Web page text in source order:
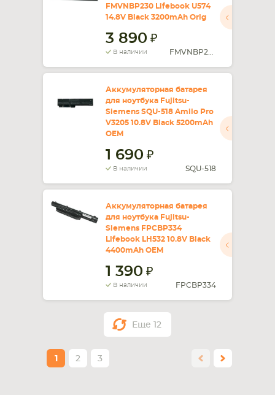
FMVNBP230 Lifebook U574
14.8V Black 3200mAh Orig
3 890
В наличии
Аккумуляторная батарея
для ноутбука Fujitsu-
Siemens SQU-518 Amilo Pro
V3205 10.8V Black 5200mAh
OEM
1 690
В наличии SQU-518
Аккумуляторная батарея
для ноутбука Fujitsu-
Siemens FPCBP334
Lifebook LH532 10.8V Black
4400mAh OEM
1 390
В наличии FPCBP334
Еще 12
1 2 3